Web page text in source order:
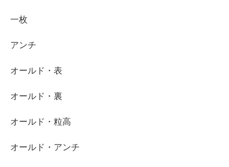
一枚
アンチ
オールド・表
オールド・裏
オールド・粒高
オールド・アンチ